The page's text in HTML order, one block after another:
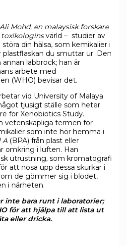
Mohd, en malaysisk forskare
värld – studier av
din hälsa, som kemikalier i
du smuttar ur. Den
labbrock; han är
arbete med
(WHO) bevisar det.
vid University of Malaya
tjusigt ställe som heter
for Xenobiotics Study.
vetenskapliga termen för
som inte hör hemma i
A (BPA) från plast eller
omkring i luften. Han
utrustning, som kromatografi
att nosa upp dessa skurkar i
de gömmer sig i blodet,
i närheten.
inte bara runt i laboratorier;
för att hjälpa till att lista ut
eller dricka.